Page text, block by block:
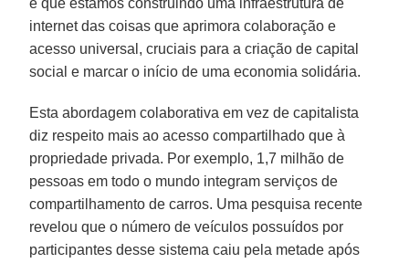
internet das coisas que aprimora colaboração e
acesso universal, cruciais para a criação de capital
social e marcar o início de uma economia solidária.
Esta abordagem colaborativa em vez de capitalista
diz respeito mais ao acesso compartilhado que à
propriedade privada. Por exemplo, 1,7 milhão de
pessoas em todo o mundo integram serviços de
compartilhamento de carros. Uma pesquisa recente
revelou que o número de veículos possuídos por
participantes desse sistema caiu pela metade após